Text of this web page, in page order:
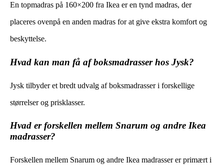
En topmadras på 160×200 fra Ikea er en tynd madras, der
placeres ovenpå en anden madras for at give ekstra komfort og
beskyttelse.
Hvad kan man få af boksmadrasser hos Jysk?
Jysk tilbyder et bredt udvalg af boksmadrasser i forskellige
størrelser og prisklasser.
Hvad er forskellen mellem Snarum og andre Ikea
madrasser?
Forskellen mellem Snarum og andre Ikea madrasser er primært i